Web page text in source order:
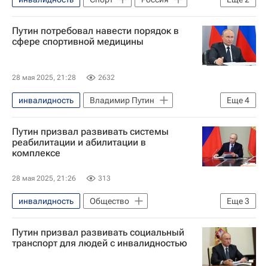
Владимир Путин
Здоровье - Общество
Путин потребовал навести порядок в
сфере спортивной медицины
28 мая 2025, 21:28 2632
Еще4
инвалидность
Владимир Путин
Спорт
Россия
Здоровье - Общество
Путин призвал развивать системы
реабилитации и абилитации в
комплексе
28 мая 2025, 21:26 313
Еще3
инвалидность
Общество
Владимир Путин
Россия
Здоровье - Общество
Путин призвал развивать социальный
транспорт для людей с инвалидностью